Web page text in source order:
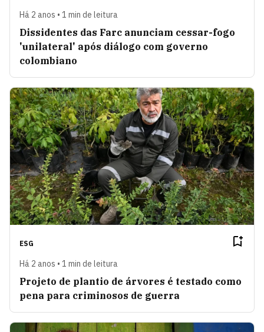
Há 2 anos • 1 min de leitura
Dissidentes das Farc anunciam cessar-fogo
'unilateral' após diálogo com governo
colombiano
ESG
Há 2 anos • 1 min de leitura
Projeto de plantio de árvores é testado como
pena para criminosos de guerra